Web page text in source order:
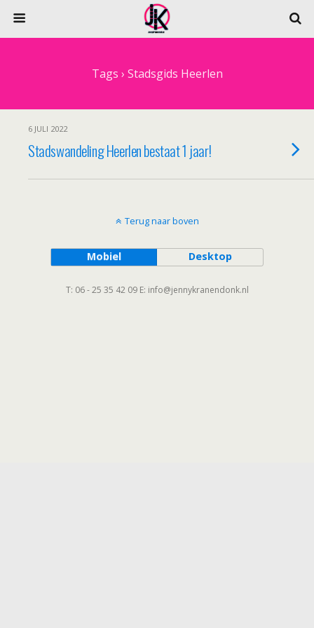
Tags › Stadsgids Heerlen
6 JULI 2022
Stadswandeling Heerlen bestaat 1 jaar!
Terug naar boven
Mobiel Desktop
T: 06 - 25 35 42 09 E: info@jennykranendonk.nl